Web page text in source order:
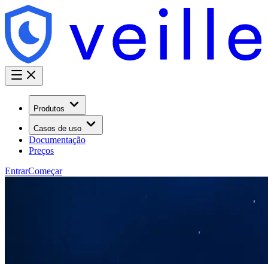
Produtos
Casos de uso
Documentação
Preços
EntrarComeçar